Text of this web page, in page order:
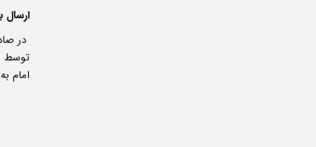
ارسال
در
توسط
امام